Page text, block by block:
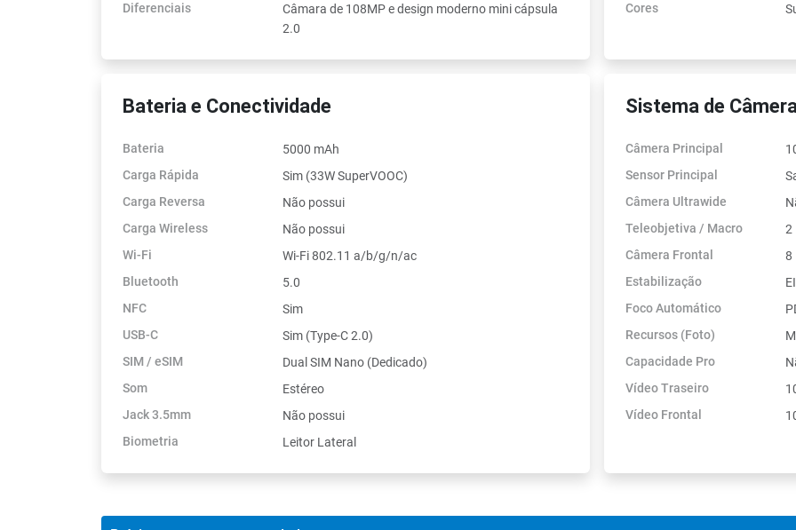
Diferenciais
Câmara de 108MP e design moderno mini cápsula
2.0
Cores
Bateria e Conectividade
Bateria
5000 mAh
Carga Rápida
Sim (33W SuperVOOC)
Carga Reversa
Não possui
Carga Wireless
Não possui
Wi-Fi
Wi-Fi 802.11 a/b/g/n/ac
Bluetooth
5.0
NFC
Sim
USB-C
Sim (Type-C 2.0)
SIM / eSIM
Dual SIM Nano (Dedicado)
Som
Estéreo
Jack 3.5mm
Não possui
Biometria
Leitor Lateral
Sistema de
Câmera Principal
Sensor Principal
Câmera Ultrawide
Teleobjetiva / Macro
2
Câmera Frontal
8
Estabilização
Foco Automático
Recursos (Foto)
Capacidade Pro
Vídeo Traseiro
Vídeo Frontal